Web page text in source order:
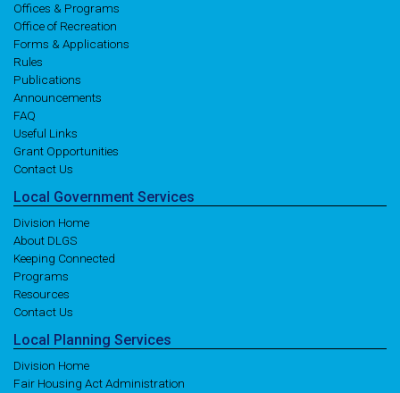
Offices & Programs
Office of Recreation
Forms & Applications
Rules
Publications
Announcements
FAQ
Useful Links
Grant Opportunities
Contact Us
Local Government Services
Division Home
About DLGS
Keeping Connected
Programs
Resources
Contact Us
Local Planning Services
Division Home
Fair Housing Act Administration